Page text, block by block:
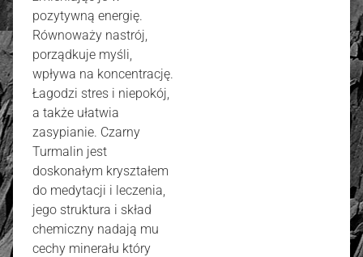
pozytywną energię.
Równoważy nastrój,
porządkuje myśli,
wpływa na koncentrację.
Łagodzi stres i niepokój,
a także ułatwia
zasypianie. Czarny
Turmalin jest
doskonałym kryształem
do medytacji i leczenia,
jego struktura i skład
chemiczny nadają mu
cechy minerału który